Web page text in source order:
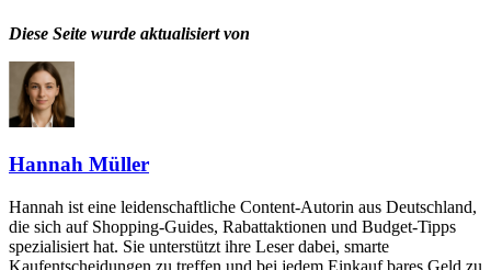
Diese Seite wurde aktualisiert von
Hannah Müller
Hannah ist eine leidenschaftliche Content-Autorin aus Deutschland,
die sich auf Shopping-Guides, Rabattaktionen und Budget-Tipps
spezialisiert hat. Sie unterstützt ihre Leser dabei, smarte
Kaufentscheidungen zu treffen und bei jedem Einkauf bares Geld zu